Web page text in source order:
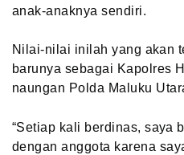
anak-anaknya sendiri.
Nilai-nilai inilah yang akan
barunya sebagai Kapolres
naungan Polda Maluku
“Setiap kali berdinas, saya
dengan anggota karena